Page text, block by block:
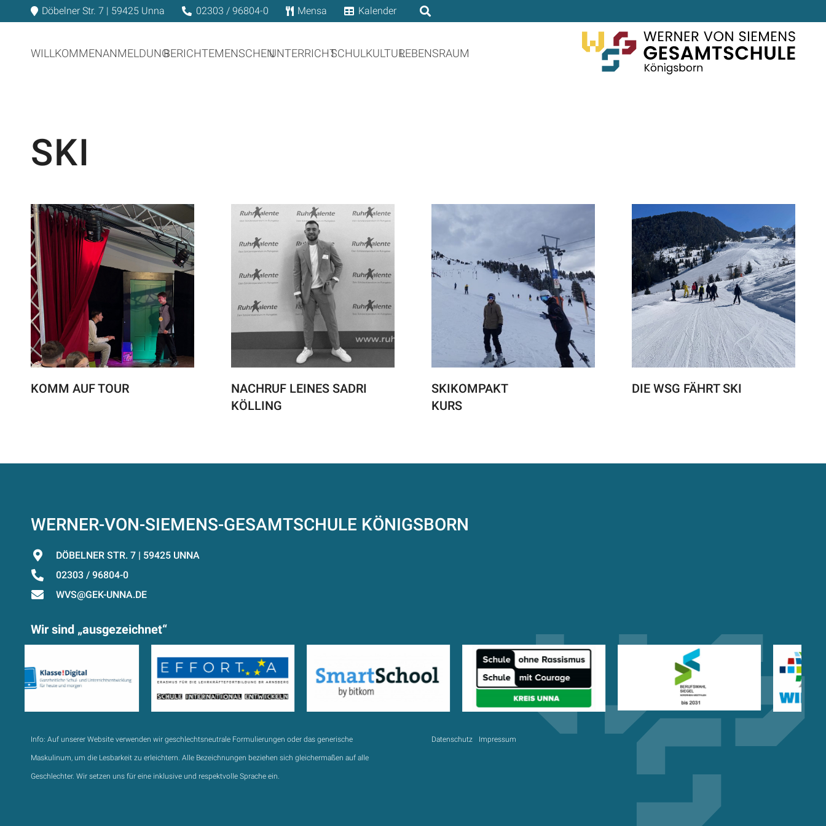
Döbelner Str. 7 | 59425 Unna 02303 / 96804-0 Mensa Kalender
WILLKOMMENANMELDUNGBERICHTEMENSCHENUNTERRICHTSCHULKULTURLEBENSRAUM
SKI
KOMM AUF TOUR
NACHRUF LEINES SADRI
KÖLLING
SKIKOMPAKT
KURS
DIE WSG FÄHRT SKI
WERNER-VON-SIEMENS-GESAMTSCHULE KÖNIGSBORN
DÖBELNER STR. 7 | 59425 UNNA
02303 / 96804-0
WVS@GEK-UNNA.DE
Wir sind „ausgezeichnet“
Info: Auf unserer Website verwenden wir geschlechtsneutrale Formulierungen oder das generische
Maskulinum, um die Lesbarkeit zu erleichtern. Alle Bezeichnungen beziehen sich gleichermaßen auf alle
Geschlechter. Wir setzen uns für eine inklusive und respektvolle Sprache ein.
Datenschutz Impressum